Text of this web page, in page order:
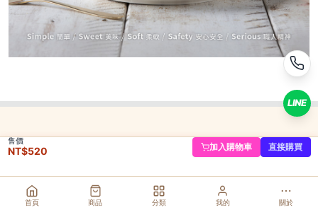
首頁 商品 分類 我的 關於
售價
NT$520 加入購物車 直接購買
12入
− +
加入購物車 直接購買
LINE